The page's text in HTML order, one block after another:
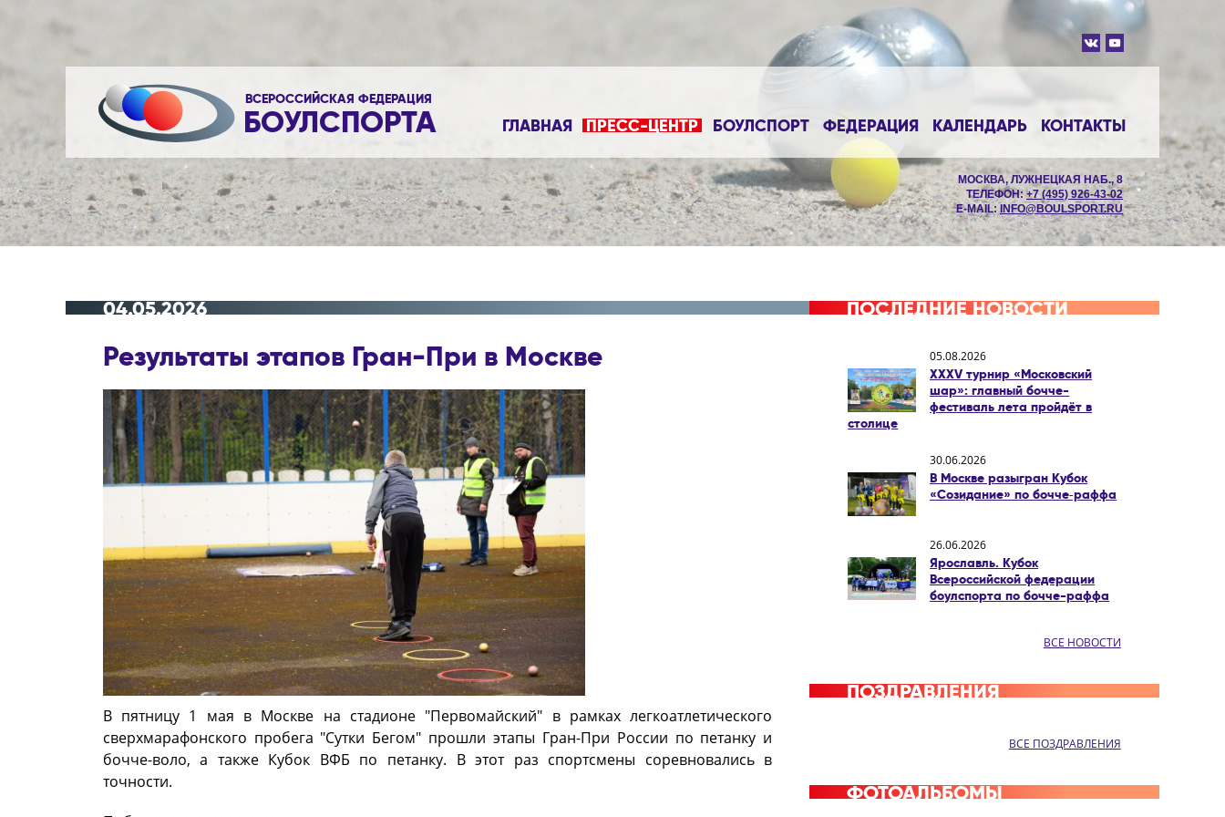
ВСЕРОССИЙСКАЯ ФЕДЕРАЦИЯ
БОУЛСПОРТА ГЛАВНАЯ ПРЕСС-ЦЕНТР БОУЛСПОРТ ФЕДЕРАЦИЯ КАЛЕНДАРЬ КОНТАКТЫ
МОСКВА, ЛУЖНЕЦКАЯ НАБ., 8
ТЕЛЕФОН:+7 (495) 926-43-02
E-MAIL:
INFO@BOULSPORT.RU
04.05.2026
Результаты этапов Гран-При в Москве
В пятницу 1 мая в Москве на стадионе "Первомайский" в рамках легкоатлетического
сверхмарафонского пробега "Сутки Бегом" прошли этапы Гран-При России по петанку и
бочче-воло, а также Кубок ВФБ по петанку. В этот раз спортсмены соревновались в
точности.
ПОСЛЕДНИЕ НОВОСТИ
05.08.2026
XXXV турнир «Московский
шар»: главный бочче-
фестиваль лета пройдёт в
столице
30.06.2026
В Москве разыгран Кубок
«Созидание» по бочче‑раффа
26.06.2026
Ярославль. Кубок
Всероссийской федерации
боулспорта по бочче-раффа
ВСЕ НОВОСТИ
ПОЗДРАВЛЕНИЯ
ВСЕ ПОЗДРАВЛЕНИЯ
ФОТОАЛЬБОМЫ